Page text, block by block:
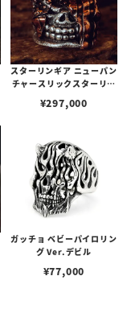
スターリンギア ニューパン
チャースリックスターリン
パーアメリカンフラッグ/
(日本サイズ約24号)】
¥297,000
ガッチョ ベビーパイロリン
グ Ver.デビル
¥77,000